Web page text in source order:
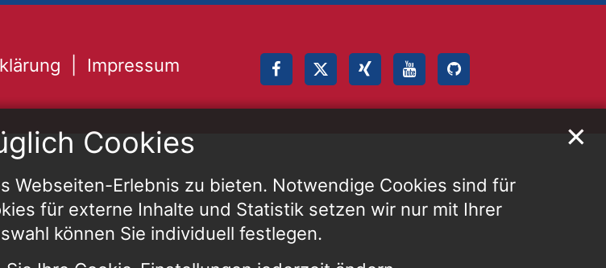
Cookies
Webseiten-Erlebnis zu bieten. Notwendige Cookies sind für
für externe Inhalte und Statistik setzen wir nur mit Ihrer
können Sie individuell festlegen.
✕
Impressum